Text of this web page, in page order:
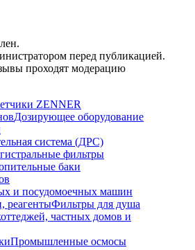
перед публикацией.
проходят модерацию
ZENNER
Дозирующее оборудование
система (ДРС)
фильтры
баки
и посудомоечных машин
реагентыФильтры для душа
частных домов и
Промышленные осмосы